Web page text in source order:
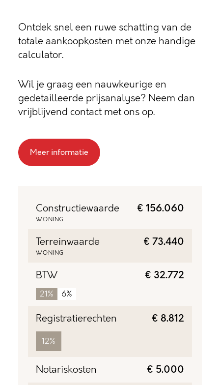
Ontdek snel een ruwe schatting van de
totale aankoopkosten met onze handige
calculator.
Wil je graag een nauwkeurige en
gedetailleerde prijsanalyse? Neem dan
vrijblijvend contact met ons op.
Meer informatie
Constructiewaarde
WONING
€ 156.060
Terreinwaarde
WONING
€ 73.440
BTW
21% 6%
€ 32.772
Registratierechten
12%
€ 8.812
Notariskosten
€ 5.000